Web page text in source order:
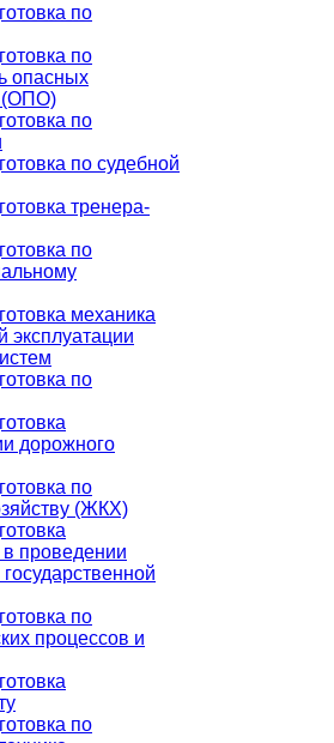
по
по
опасных
(ОПО)
по
по судебной
тренера-
по
механика
эксплуатации
по
дорожного
по
(ЖКХ)
проведении
по
процессов и
по